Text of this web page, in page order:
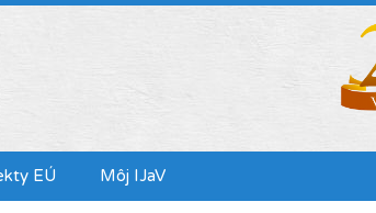
EÚ Môj IJaV